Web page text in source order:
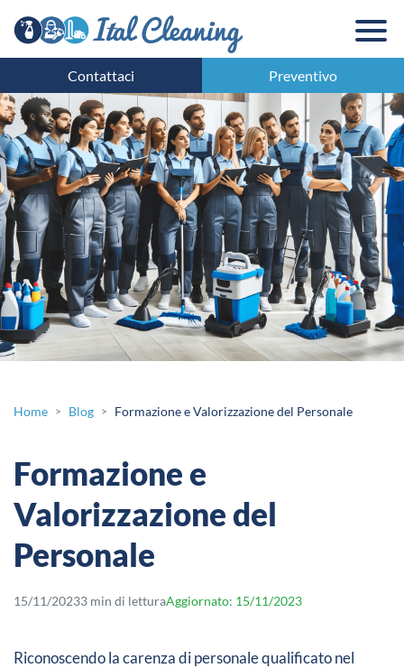
Contattaci Preventivo
Home > Blog > Formazione e Valorizzazione del Personale
Formazione e
Valorizzazione del
Personale
15/11/20233 min di letturaAggiornato: 15/11/2023
Riconoscendo la carenza di personale qualificato nel